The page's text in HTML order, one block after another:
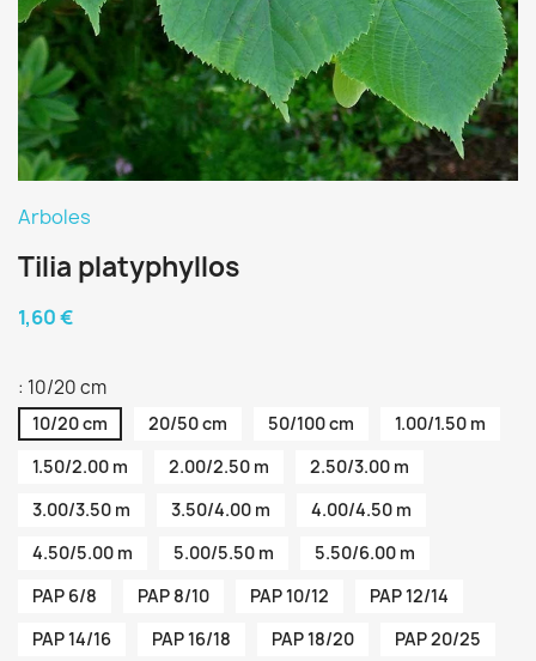
Arboles
Tilia platyphyllos
1,60 €
: 10/20 cm
10/20 cm 20/50 cm 50/100 cm
1.00/1.50 m
1.50/2.00 m
2.00/2.50 m
2.50/3.00 m
3.00/3.50 m
3.50/4.00 m
4.00/4.50 m
4.50/5.00 m
5.00/5.50 m
5.50/6.00 m
PAP 6/8
PAP 8/10 PAP 10/12
PAP 12/14
PAP 14/16
PAP 16/18 PAP 18/20 PAP 20/25